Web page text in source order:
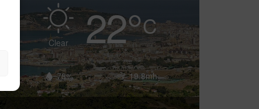
Clear 22°C
78% 19.8mh